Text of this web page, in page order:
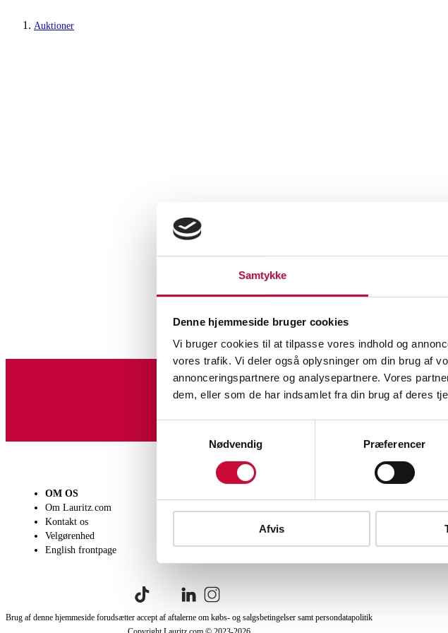
Samtykke
Denne hjemmeside bruger cookies
Vi bruger cookies til at tilpasse vores indhold og
vores trafik. Vi deler også oplysninger om din brug af
annonceringspartnere og analysepartnere. Vores
dem, eller som de har indsamlet fra din brug af deres
Nødvendig
Præferencer
Afvis
Auktioner
Tilmeld dig vores nyhedsbrev og modtag nyheder
OM OS
Om Lauritz.com
Kontakt os
Velgørenhed
English frontpage
Købsvilkår
Brug af denne hjemmeside forudsætter accept af aftalerne om købs- og salgsbetingelser samt persondatapolitik